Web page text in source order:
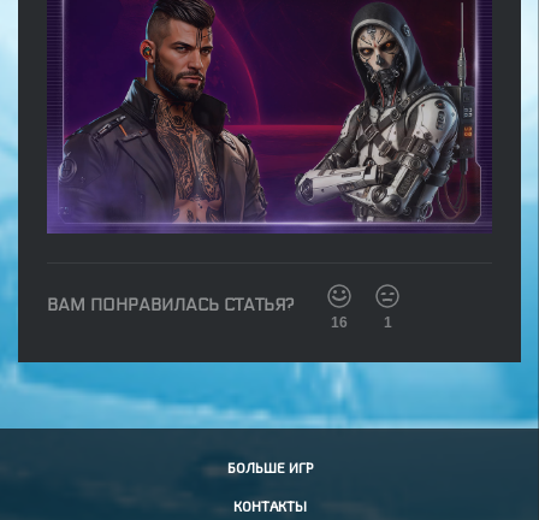
ВАМ ПОНРАВИЛАСЬ СТАТЬЯ?
16 1
БОЛЬШЕ ИГР
КОНТАКТЫ